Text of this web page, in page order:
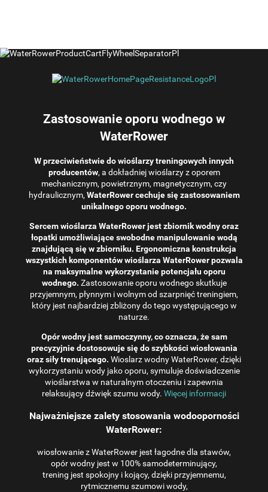
Zastosowanie oporu wodnego w
WaterRower
W przeciwieństwie do wioślarzy treningowych innych
producentów, a dokładniej wioślarzy z oporem
mechanicznym, powietrznym, magnetycznym, czy
hydraulicznym, WaterRower cechuje się zastosowaniem
unikalnego oporu wodnego.
Sercem wioślarza WaterRower jest zbiornik wodny oraz
łopatki umożliwiające swobodne manipulowanie wodą
znajdującą się w zbiorniku. Ergonomiczna konstrukcja
wszystkich komponentów wioślarza WaterRower pozwala
na maksymalne wykorzystanie potencjału oporu
wodnego. Zastosowanie oporu wodnego skutkuje
przyjemnym, płynnym i wolnym od szarpnięć treningiem,
który jest najbardziej zbliżony do tego występującego w
naturze.
Opór wodny jest samoczynny, co oznacza, że ​​sam
precyzyjnie dostosowuje się do szybkości wiosłowania
oraz siły trenującego. Wioslarz wodny WaterRower, dzięki
wykorzystaniu wody jako oporu, symuluje doświadczenie
wioślarstwa w naturalnym otoczeniu i zapewnia
relaksujący dźwięk szumu wody. Więcej informacji
Najważniejsze zalety stosowania wodooporności
WaterRower:
wiosłowanie z WaterRower jest łagodne dla stawów,
opór wodny jest w 100% samodeterminujący,
trening jest spokojny i kojący, dzięki przyjemnemu,
rytmicznemu szumowi wody,